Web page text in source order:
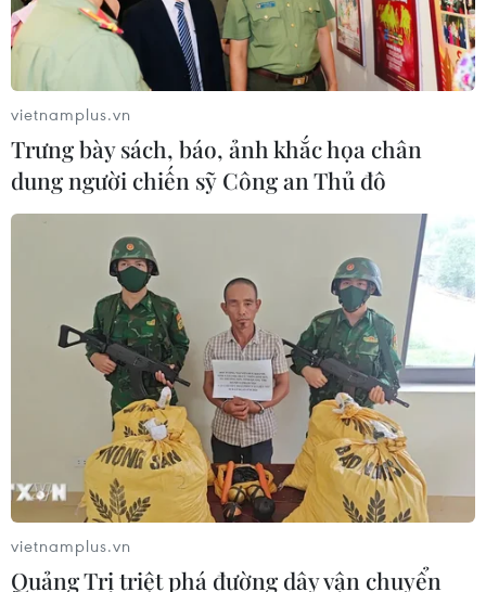
vietnamplus.vn
Trưng bày sách, báo, ảnh khắc họa chân
dung người chiến sỹ Công an Thủ đô
vietnamplus.vn
Quảng Trị triệt phá đường dây vận chuyển